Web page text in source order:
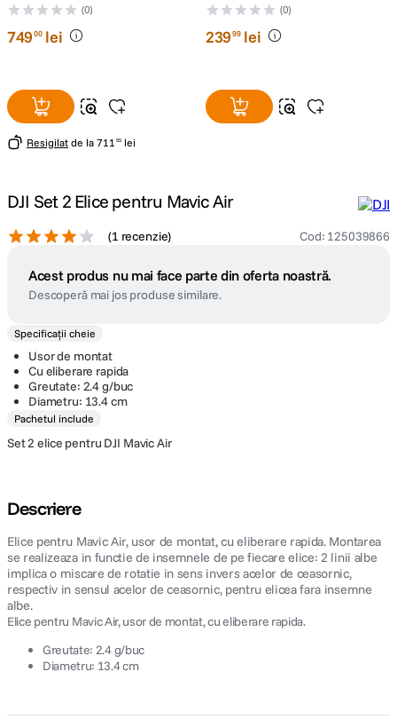
dji mic mini
(0)
74900 lei
Resigilat de la 711 55 lei
(0)
23999 lei
DJI Set 2 Elice pentru Mavic Air
(1 recenzie) Cod: 125039866
Acest produs nu mai face parte din oferta noastră.
Descoperă mai jos produse similare.
Specificații cheie
Usor de montat
Cu eliberare rapida
Greutate: 2.4 g/buc
Diametru: 13.4 cm
Pachetul include
Set 2 elice pentru DJI Mavic Air
Descriere
Elice pentru Mavic Air, usor de montat, cu eliberare rapida. Montarea
se realizeaza in functie de insemnele de pe fiecare elice: 2 linii albe
implica o miscare de rotatie in sens invers acelor de ceasornic,
respectiv in sensul acelor de ceasornic, pentru elicea fara insemne
albe.
Elice pentru Mavic Air, usor de montat, cu eliberare rapida.
Greutate: 2.4 g/buc
Diametru: 13.4 cm